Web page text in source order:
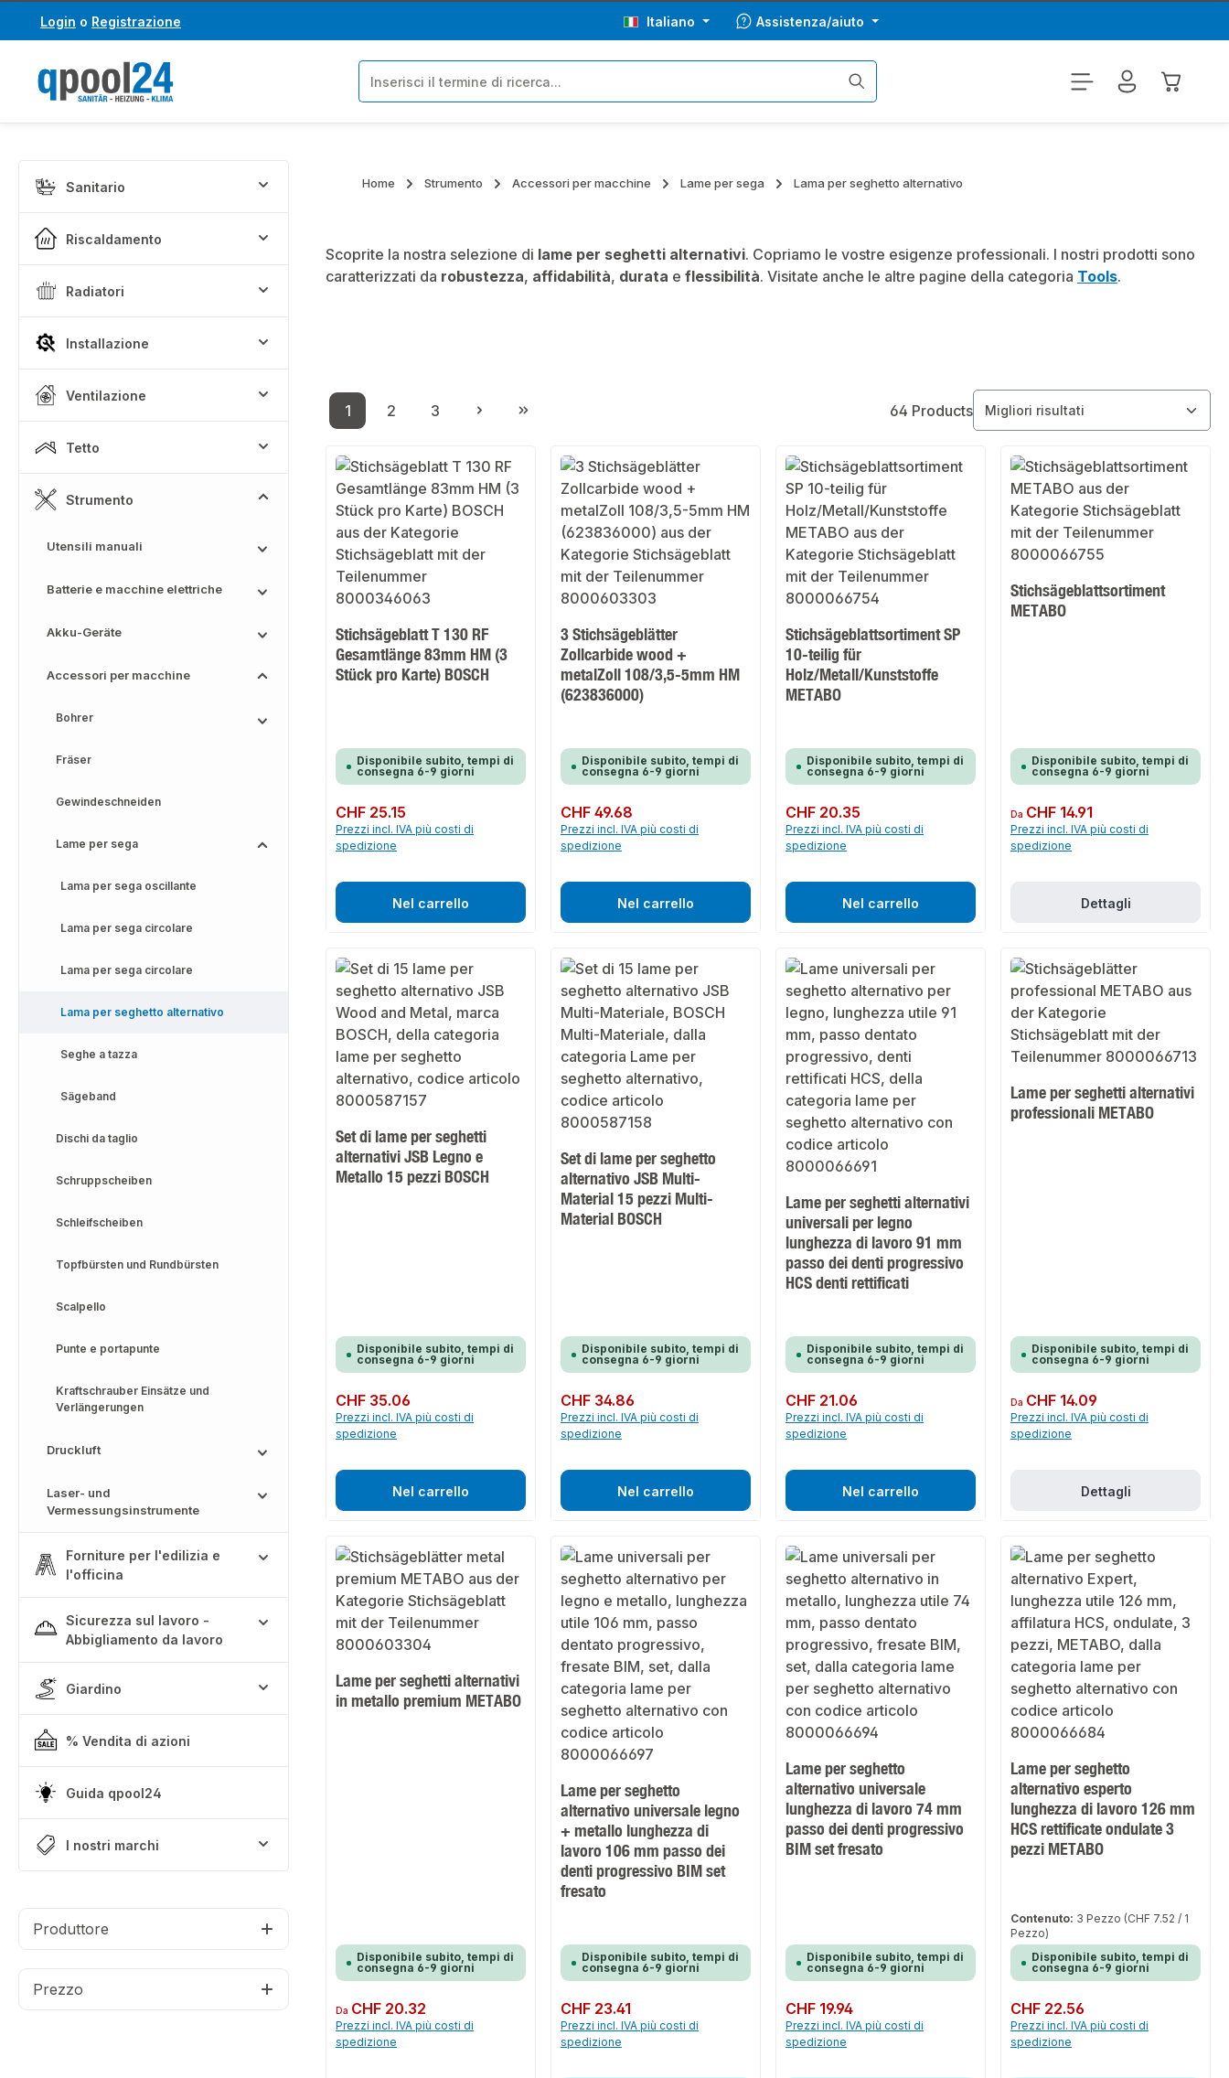
al contenuto principale
Salta alla ricerca
Login o Registrazione Italiano Assistenza/aiuto
Il
Sanitario
Riscaldamento
Radiatori
Installazione
Ventilazione
Tetto
Strumento
Utensili manuali
Batterie e macchine elettriche
Akku-Geräte
Accessori per macchine
Bohrer
Fräser
Gewindeschneiden
Lame per sega
Lama per sega oscillante
Lama per sega circolare
Lama per sega circolare
Lama per seghetto alternativo
Seghe a tazza
Sägeband
Dischi da taglio
Schruppscheiben
Schleifscheiben
Topfbürsten und Rundbürsten
Scalpello
Punte e portapunte
Kraftschrauber Einsätze und
Verlängerungen
Druckluft
Laser- und
Vermessungsinstrumente
Forniture per l'edilizia e
l'officina
Sicurezza sul lavoro -
Abbigliamento da lavoro
Giardino
% Vendita di azioni
Guida qpool24
I nostri marchi
Produttore
Prezzo
Home Strumento Accessori per macchine Lame per sega Lama per seghetto alternativo
Scoprite la nostra selezione di lame per seghetti alternativi. Copriamo le vostre esigenze professionali. I nostri prodotti sono
caratterizzati da robustezza, affidabilità, durata e flessibilità. Visitate anche le altre pagine della categoria Tools.
Pagina
1
Pagina
2
Pagina
3 64 Products
Stichsägeblatt T 130 RF
Gesamtlänge 83mm HM (3
Stück pro Karte) BOSCH
Disponibile subito, tempi di
consegna 6-9 giorni
Prezzo normale:
CHF 25.15
Prezzi incl. IVA più costi di
spedizione
Nel carrello
3 Stichsägeblätter
Zollcarbide wood +
metalZoll 108/3,5-5mm HM
(623836000)
Disponibile subito, tempi di
consegna 6-9 giorni
Prezzo normale:
CHF 49.68
Prezzi incl. IVA più costi di
spedizione
Nel carrello
Stichsägeblattsortiment SP
10-teilig für
Holz/Metall/Kunststoffe
METABO
Disponibile subito, tempi di
consegna 6-9 giorni
Prezzo normale:
CHF 20.35
Prezzi incl. IVA più costi di
spedizione
Nel carrello
Stichsägeblattsortiment
METABO
Disponibile subito, tempi di
consegna 6-9 giorni
Prezzo normale:
Da CHF 14.91
Prezzi incl. IVA più costi di
spedizione
Dettagli
Set di lame per seghetti
alternativi JSB Legno e
Metallo 15 pezzi BOSCH
Disponibile subito, tempi di
consegna 6-9 giorni
Prezzo normale:
CHF 35.06
Prezzi incl. IVA più costi di
spedizione
Nel carrello
Set di lame per seghetto
alternativo JSB Multi-
Material 15 pezzi Multi-
Material BOSCH
Disponibile subito, tempi di
consegna 6-9 giorni
Prezzo normale:
CHF 34.86
Prezzi incl. IVA più costi di
spedizione
Nel carrello
Lame per seghetti alternativi
universali per legno
lunghezza di lavoro 91 mm
passo dei denti progressivo
HCS denti rettificati
Disponibile subito, tempi di
consegna 6-9 giorni
Prezzo normale:
CHF 21.06
Prezzi incl. IVA più costi di
spedizione
Nel carrello
Lame per seghetti alternativi
professionali METABO
Disponibile subito, tempi di
consegna 6-9 giorni
Prezzo normale:
Da CHF 14.09
Prezzi incl. IVA più costi di
spedizione
Dettagli
Lame per seghetti alternativi
in metallo premium METABO
Disponibile subito, tempi di
consegna 6-9 giorni
Prezzo normale:
Da CHF 20.32
Prezzi incl. IVA più costi di
spedizione
Lame per seghetto
alternativo universale legno
+ metallo lunghezza di
lavoro 106 mm passo dei
denti progressivo BIM set
fresato
Disponibile subito, tempi di
consegna 6-9 giorni
Prezzo normale:
CHF 23.41
Prezzi incl. IVA più costi di
spedizione
Lame per seghetto
alternativo universale
lunghezza di lavoro 74 mm
passo dei denti progressivo
BIM set fresato
Disponibile subito, tempi di
consegna 6-9 giorni
Prezzo normale:
CHF 19.94
Prezzi incl. IVA più costi di
spedizione
Lame per seghetto
alternativo esperto
lunghezza di lavoro 126 mm
HCS rettificate ondulate 3
pezzi METABO
Contenuto: 3 Pezzo (CHF 7.52 / 1
Pezzo)
Disponibile subito, tempi di
consegna 6-9 giorni
Prezzo normale:
CHF 22.56
Prezzi incl. IVA più costi di
spedizione